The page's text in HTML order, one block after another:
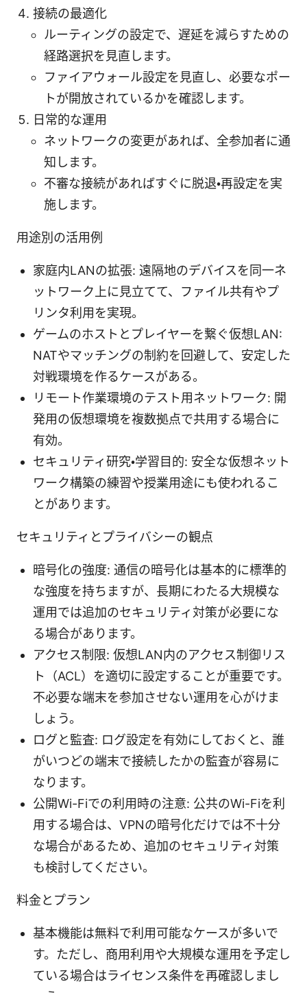
接続の最適化
ルーティングの設定で、遅延を減らすための
経路選択を見直します。
ファイアウォール設定を見直し、必要なポー
トが開放されているかを確認します。
日常的な運用
ネットワークの変更があれば、全参加者に通
知します。
不審な接続があればすぐに脱退・再設定を実
施します。
用途別の活用例
家庭内LANの拡張: 遠隔地のデバイスを同一ネ
ットワーク上に見立てて、ファイル共有やプ
リンタ利用を実現。
ゲームのホストとプレイヤーを繋ぐ仮想LAN:
NATやマッチングの制約を回避して、安定した
対戦環境を作るケースがある。
リモート作業環境のテスト用ネットワーク: 開
発用の仮想環境を複数拠点で共用する場合に
有効。
セキュリティ研究・学習目的: 安全な仮想ネット
ワーク構築の練習や授業用途にも使われるこ
とがあります。
セキュリティとプライバシーの観点
暗号化の強度: 通信の暗号化は基本的に標準的
な強度を持ちますが、長期にわたる大規模な
運用では追加のセキュリティ対策が必要にな
る場合があります。
アクセス制限: 仮想LAN内のアクセス制御リス
ト（ACL）を適切に設定することが重要です。
不必要な端末を参加させない運用を心がけま
しょう。
ログと監査: ログ設定を有効にしておくと、誰
がいつどの端末で接続したかの監査が容易に
なります。
公開Wi-Fiでの利用時の注意: 公共のWi-Fiを利
用する場合は、VPNの暗号化だけでは不十分
な場合があるため、追加のセキュリティ対策
も検討してください。
料金とプラン
基本機能は無料で利用可能なケースが多いで
す。ただし、商用利用や大規模な運用を予定し
ている場合はライセンス条件を再確認しまし